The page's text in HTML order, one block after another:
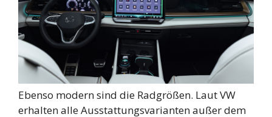
Ebenso modern sind die Radgrößen. Laut VW
erhalten alle Ausstattungsvarianten außer dem